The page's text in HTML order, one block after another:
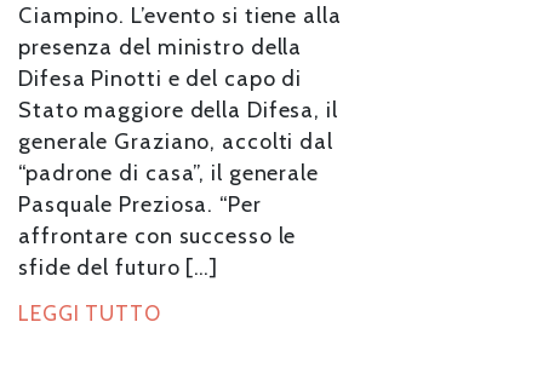
Ciampino. L’evento si tiene alla
presenza del ministro della
Difesa Pinotti e del capo di
Stato maggiore della Difesa, il
generale Graziano, accolti dal
“padrone di casa”, il generale
Pasquale Preziosa. “Per
affrontare con successo le
sfide del futuro […]
LEGGI TUTTO